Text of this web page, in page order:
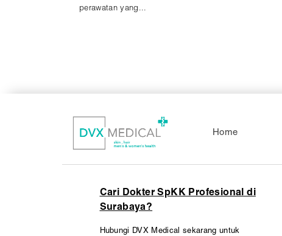
rambut ...
Home
Cari Dokter SpKK Profesional di
Surabaya?
Hubungi DVX Medical sekarang untuk